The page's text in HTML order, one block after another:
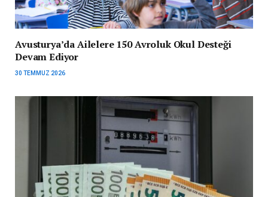
Avusturya’da Ailelere 150 Avroluk Okul Desteği
Devam Ediyor
30 TEMMUZ 2026